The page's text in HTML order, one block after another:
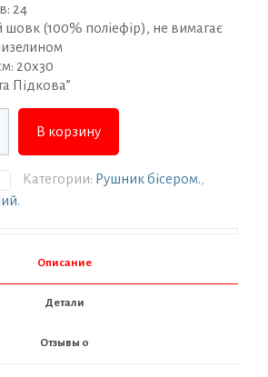
24
шовк (100% поліефір), не вимагає
20х30
Підкова”
В корзину
Категории: Рушник бісером.
Описание
Детали
Отзывы 0